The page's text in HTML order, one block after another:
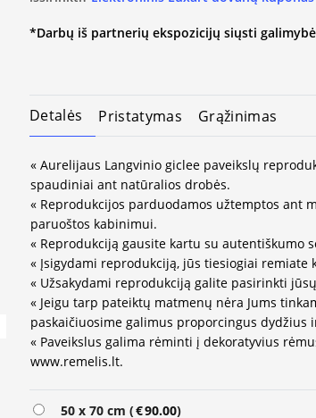
*Darbų iš partnerių ekspozicijų siųsti
Detalės Pristatymas Grąžinimas
« Aurelijaus Langvinio giclee paveikslų
spaudiniai ant natūralios drobės.
« Reprodukcijos parduodamos užtemptos ant
paruoštos kabinimui.
« Reprodukciją gausite kartu su autentiškumo
« Įsigydami reprodukciją, jūs tiesiogiai remiate
« Užsakydami reprodukciją galite pasirinkti
« Jeigu tarp pateiktų matmenų nėra Jums
paskaičiuosime galimus proporcingus dydžius
« Paveikslus galima rėminti į dekoratyvius
www.remelis.lt.
50 x 70 cm (€90.00)